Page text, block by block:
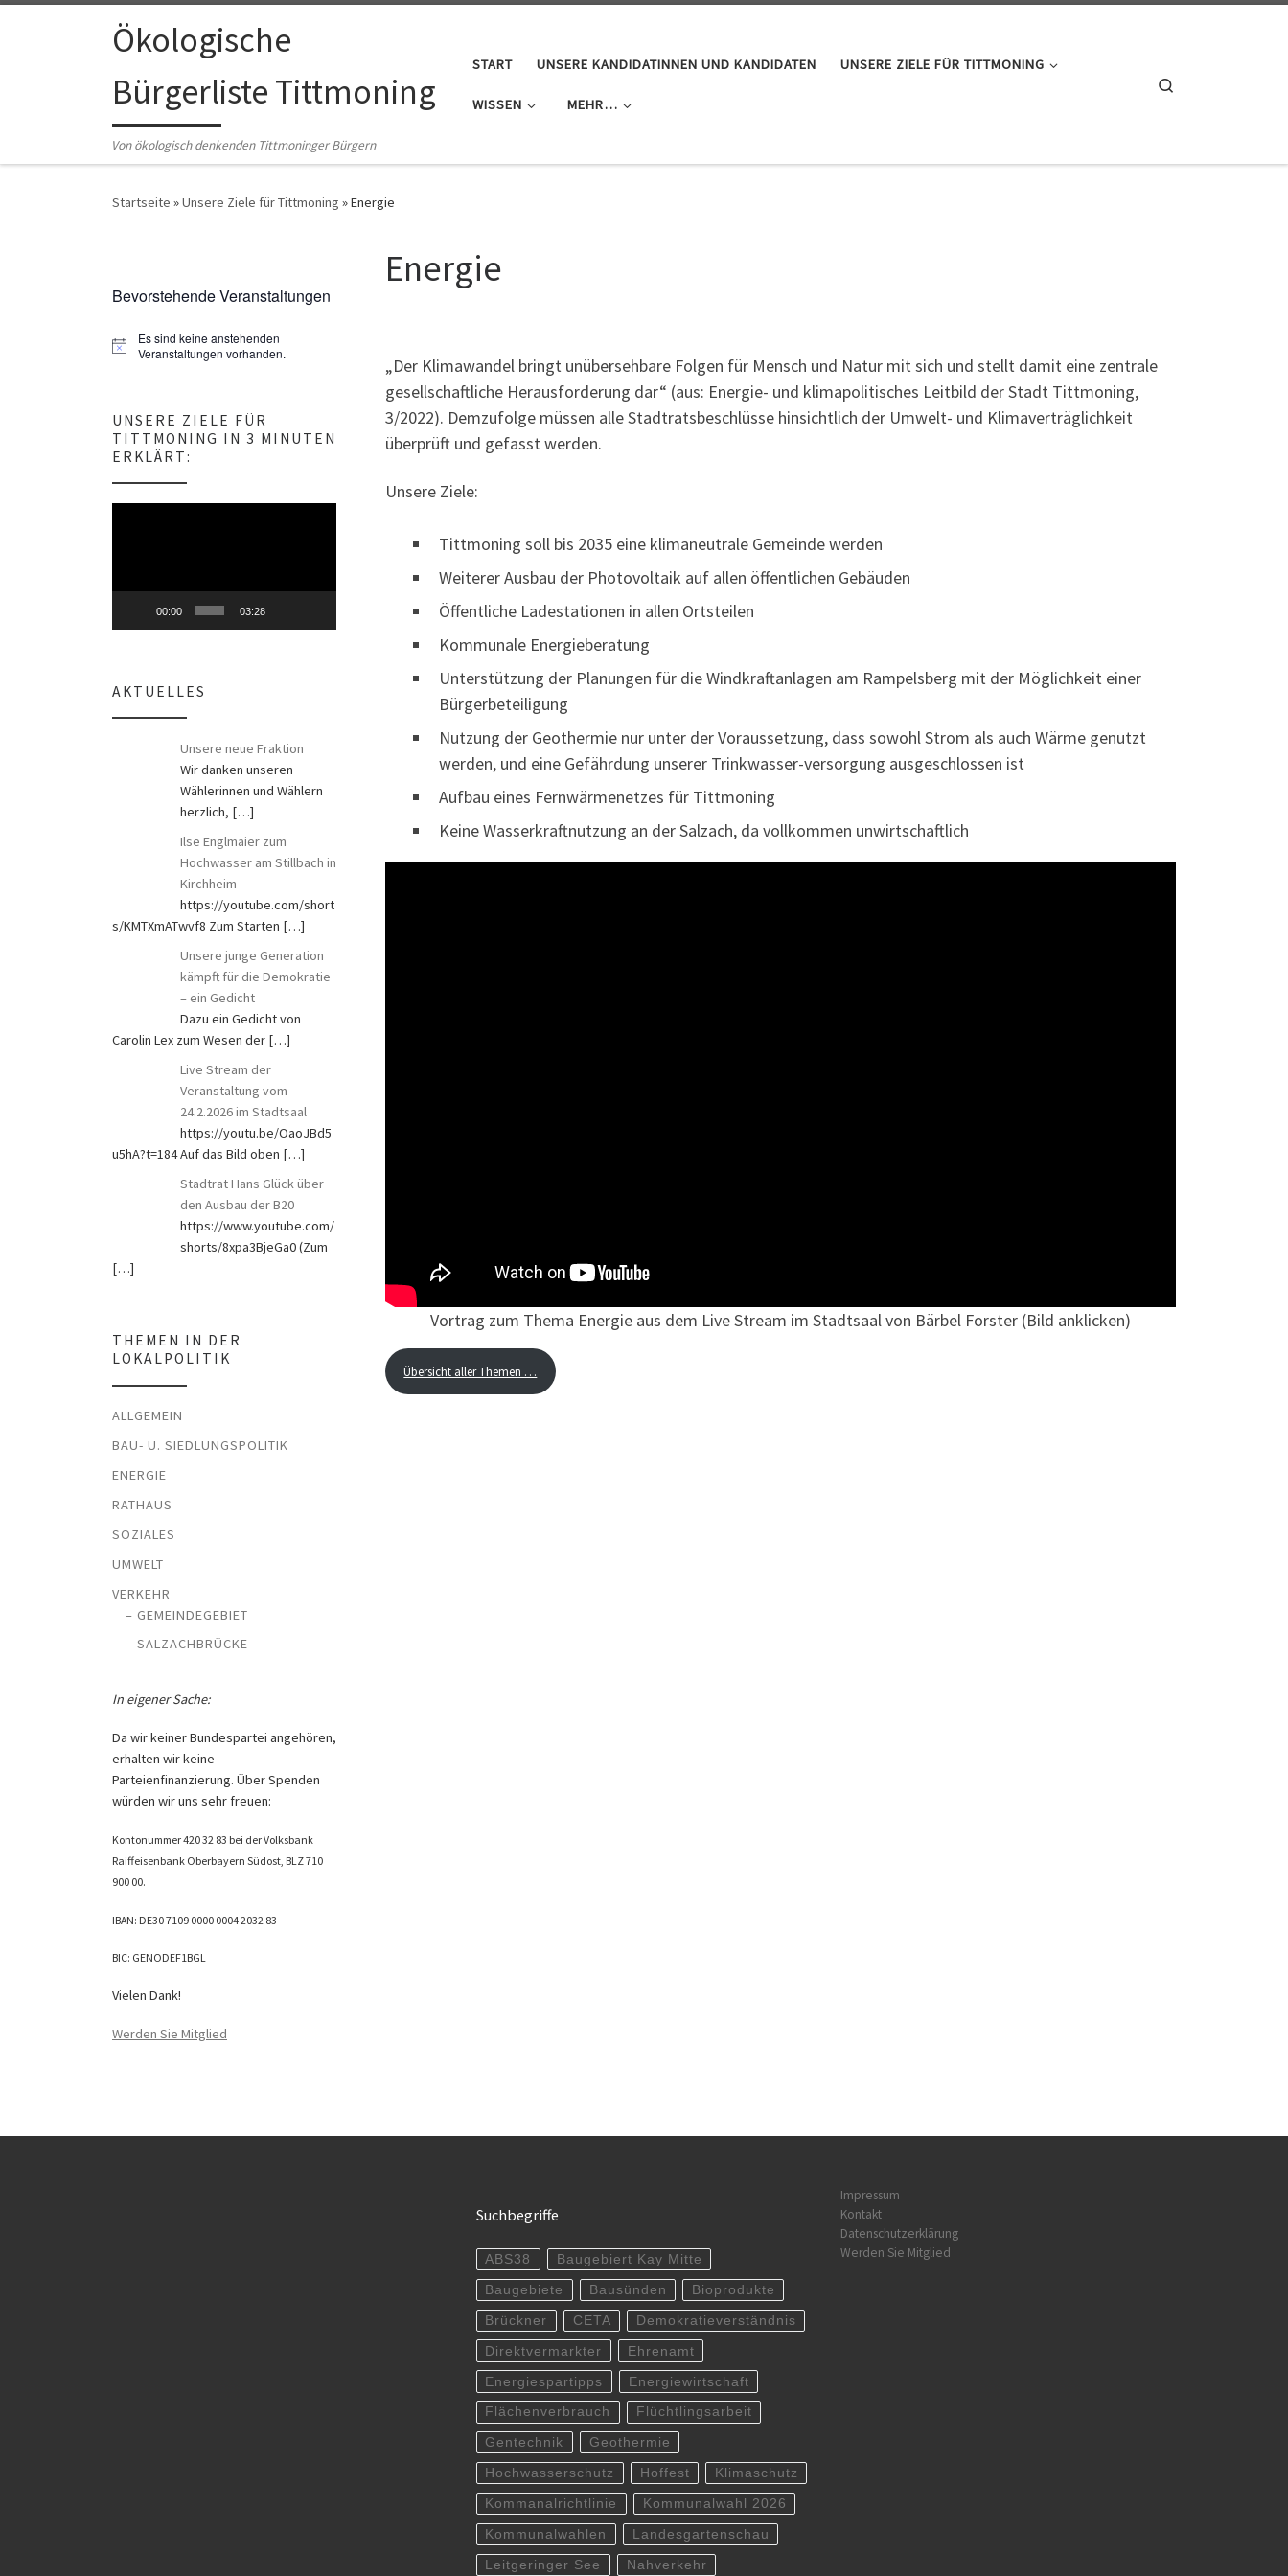
Zum Inhalt springenÖkologische
Bürgerliste Tittmoning
Von ökologisch denkenden Tittmoninger Bürgern
START UNSERE KANDIDATINNEN UND KANDIDATEN UNSERE ZIELE FÜR TITTMONING
WISSEN MEHR…
Startseite »Unsere Ziele für Tittmoning »Energie
Energie
„Der Klimawandel bringt unübersehbare Folgen für Mensch und Natur mit sich und stellt damit eine zentrale
gesellschaftliche Herausforderung dar“ (aus: Energie- und klimapolitisches Leitbild der Stadt Tittmoning,
3/2022). Demzufolge müssen alle Stadtratsbeschlüsse hinsichtlich der Umwelt- und Klimaverträglichkeit
überprüft und gefasst werden.
Unsere Ziele:
Tittmoning soll bis 2035 eine klimaneutrale Gemeinde werden
Weiterer Ausbau der Photovoltaik auf allen öffentlichen Gebäuden
Öffentliche Ladestationen in allen Ortsteilen
Kommunale Energieberatung
Unterstützung der Planungen für die Windkraftanlagen am Rampelsberg mit der Möglichkeit einer
Bürgerbeteiligung
Nutzung der Geothermie nur unter der Voraussetzung, dass sowohl Strom als auch Wärme genutzt
werden, und eine Gefährdung unserer Trinkwasser-versorgung ausgeschlossen ist
Aufbau eines Fernwärmenetzes für Tittmoning
Keine Wasserkraftnutzung an der Salzach, da vollkommen unwirtschaftlich
Vortrag zum Thema Energie aus dem Live Stream im Stadtsaal von Bärbel Forster (Bild anklicken)
Übersicht aller Themen …
Bevorstehende Veranstaltungen
H
e
s
Es sind keine anstehenden
Veranstaltungen vorhanden.
UNSERE ZIELE FÜR
TITTMONING IN 3 MINUTEN
ERKLÄRT:
00:00 03:28
AKTUELLES
Unsere neue Fraktion
Wir danken unseren
Wählerinnen und Wählern
herzlich, […]
Ilse Englmaier zum
Hochwasser am Stillbach in
Kirchheim
https://youtube.com/short
s/KMTXmATwvf8 Zum Starten […]
Unsere junge Generation
kämpft für die Demokratie
– ein Gedicht
Dazu ein Gedicht von
Carolin Lex zum Wesen der […]
Live Stream der
Veranstaltung vom
24.2.2026 im Stadtsaal
https://youtu.be/OaoJBd5
u5hA?t=184 Auf das Bild oben […]
Stadtrat Hans Glück über
den Ausbau der B20
https://www.youtube.com/
shorts/8xpa3BjeGa0 (Zum
[…]
THEMEN IN DER
LOKALPOLITIK
ALLGEMEIN
BAU- U. SIEDLUNGSPOLITIK
ENERGIE
RATHAUS
SOZIALES
UMWELT
VERKEHR
– GEMEINDEGEBIET
– SALZACHBRÜCKE
In eigener Sache:
Da wir keiner Bundespartei angehören,
erhalten wir keine
Parteienfinanzierung. Über Spenden
würden wir uns sehr freuen:
Kontonummer 420 32 83 bei der Volksbank
Raiffeisenbank Oberbayern Südost, BLZ 710
900 00.
IBAN: DE30 7109 0000 0004 2032 83
BIC: GENODEF1BGL
Vielen Dank!
Werden Sie Mitglied
Suchbegriffe
ABS38 Baugebiert Kay Mitte
Baugebiete Bausünden Bioprodukte
Brückner CETA Demokratieverständnis
Direktvermarkter Ehrenamt
Energiespartipps Energiewirtschaft
Flächenverbrauch Flüchtlingsarbeit
Gentechnik Geothermie
Hochwasserschutz Hoffest Klimaschutz
Kommanalrichtlinie Kommunalwahl 2026
Kommunalwahlen Landesgartenschau
Leitgeringer See Nahverkehr
Impressum
Kontakt
Datenschutzerklärung
Werden Sie Mitglied